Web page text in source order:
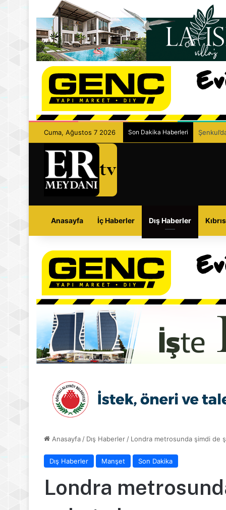
Cuma, Ağustos 7 2026 Son Dakika Haberleri
Anasayfa İç Haberler Dış Haberler Kıbrıs
Anasayfa / Dış Haberler / Londra metrosunda şimdi de
Dış Haberler Manşet Son Dakika
Londra